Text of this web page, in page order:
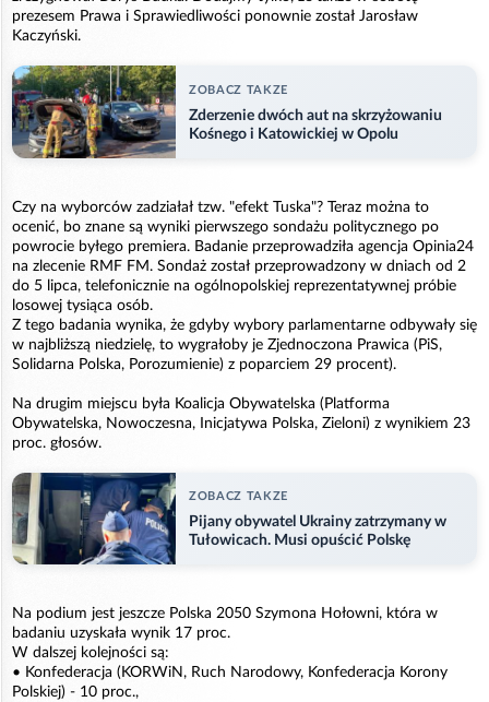
prezesem Prawa i Sprawiedliwości ponownie został Jarosław
Kaczyński.
ZOBACZ TAKZE
Zderzenie dwóch aut na skrzyżowaniu
Kośnego i Katowickiej w Opolu
Czy na wyborców zadziałał tzw. "efekt Tuska"? Teraz można to
ocenić, bo znane są wyniki pierwszego sondażu politycznego po
powrocie byłego premiera. Badanie przeprowadziła agencja Opinia24
na zlecenie RMF FM. Sondaż został przeprowadzony w dniach od 2
do 5 lipca, telefonicznie na ogólnopolskiej reprezentatywnej próbie
losowej tysiąca osób.
Z tego badania wynika, że gdyby wybory parlamentarne odbywały się
w najbliższą niedzielę, to wygrałoby je Zjednoczona Prawica (PiS,
Solidarna Polska, Porozumienie) z poparciem 29 procent).
Na drugim miejscu była Koalicja Obywatelska (Platforma
Obywatelska, Nowoczesna, Inicjatywa Polska, Zieloni) z wynikiem 23
proc. głosów.
ZOBACZ TAKZE
Pijany obywatel Ukrainy zatrzymany w
Tułowicach. Musi opuścić Polskę
Na podium jest jeszcze Polska 2050 Szymona Hołowni, która w
badaniu uzyskała wynik 17 proc.
W dalszej kolejności są:
• Konfederacja (KORWiN, Ruch Narodowy, Konfederacja Korony
Polskiej) - 10 proc.,